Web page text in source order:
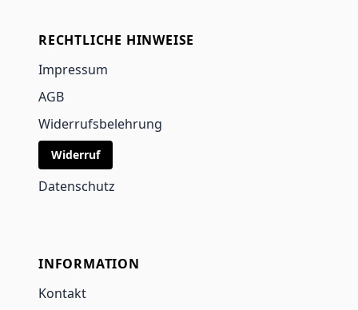
RECHTLICHE HINWEISE
Impressum
AGB
Widerrufsbelehrung
Widerruf
Datenschutz
INFORMATION
Kontakt